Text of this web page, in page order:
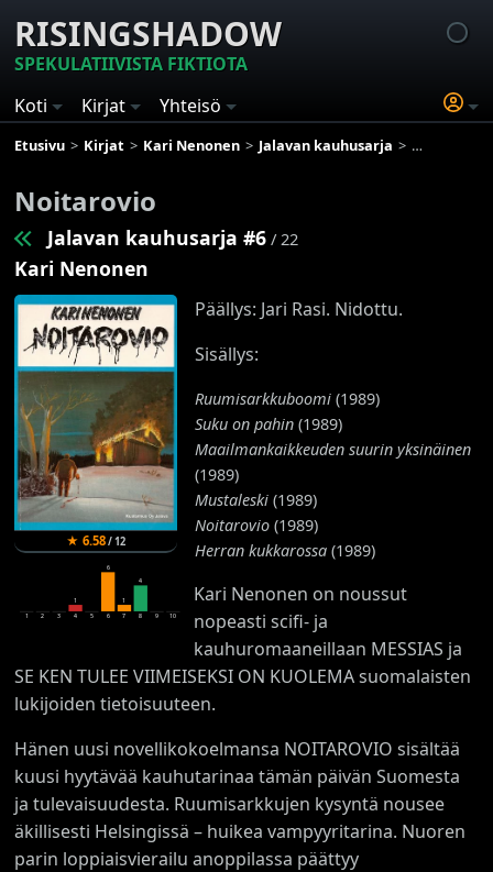
RISINGSHADOW
SPEKULATIIVISTA FIKTIOTA
Koti
Kirjat Yhteisö
Etusivu Kirjat Kari Nenonen Jalavan kauhusarja Noitarovio
Noitarovio
Jalavan kauhusarja #6 / 22
Kari Nenonen
★6.58/12
1 2 3
1
4
5
6
6
1
7
4
8 9 10
Päällys: Jari Rasi. Nidottu.
Sisällys:
Ruumisarkkuboomi(1989)
Suku on pahin(1989)
Maailmankaikkeuden suurin yksinäinen
(1989)
Mustaleski(1989)
Noitarovio(1989)
Herran kukkarossa(1989)
Kari Nenonen on noussut
nopeasti scifi- ja
kauhuromaaneillaan MESSIAS ja
SE KEN TULEE VIIMEISEKSI ON KUOLEMA suomalaisten
lukijoiden tietoisuuteen.
Hänen uusi novellikokoelmansa NOITAROVIO sisältää
kuusi hyytävää kauhutarinaa tämän päivän Suomesta
ja tulevaisuudesta. Ruumisarkkujen kysyntä nousee
äkillisesti Helsingissä – huikea vampyyritarina. Nuoren
parin loppiaisvierailu anoppilassa päättyy